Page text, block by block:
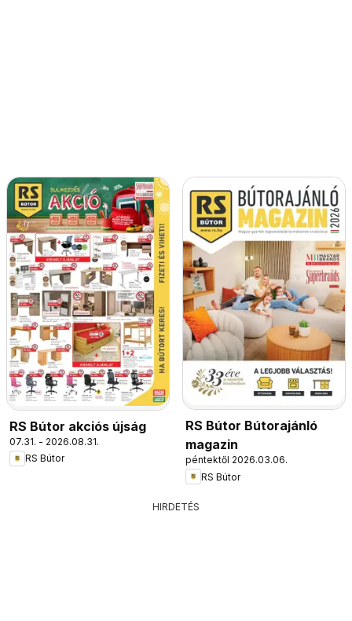
RS Bútor akciós újság
07.31. - 2026.08.31.
RS Bútor
RS Bútor Bútorajánló
magazin
péntektől 2026.03.06.
RS Bútor
HIRDETÉS